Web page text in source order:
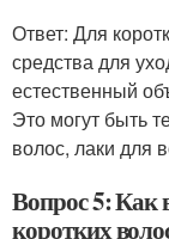
Ответ: Для
средства для
естественный
Это могут быть
волос, лаки для
Вопрос 5: Как
коротких